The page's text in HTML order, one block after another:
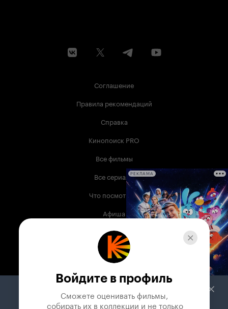
Соглашение
Правила рекомендаций
Справка
Кинопоиск PRO
Все фильмы
Все сериалы
Что посмотреть
Афиша
Музыка
Телепрограмма
Служба поддержки
РЕКЛАМА
Войдите в профиль
Сможете оценивать фильмы,
собирать их в коллекции и не только